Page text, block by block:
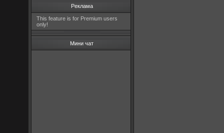
Реклама
This feature is for Premium users
only!
Мини чат